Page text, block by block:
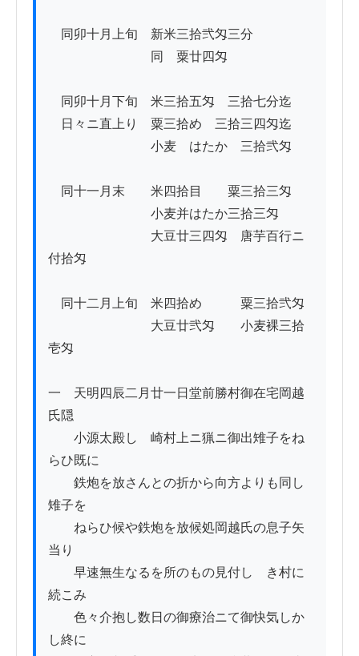
同卯十月上旬　新米三拾弐匁三分
同　粟廿四匁
同卯十月下旬　米三拾五匁ゟ三拾七分迄
日々ニ直上り　粟三拾めゟ三拾三四匁迄
小麦　はたか　三拾弐匁
同十一月末　　米四拾目　　粟三拾三匁
小麦并はたか三拾三匁
大豆廿三四匁　唐芋百行ニ
付拾匁
同十二月上旬　米四拾め　　　粟三拾弐匁
大豆廿弐匁　　小麦裸三拾
壱匁
一　天明四辰二月廿一日堂前勝村御在宅岡越
氏隠
小源太殿しゝ崎村上ニ猟ニ御出雉子をね
らひ既に
鉄炮を放さんとの折から向方よりも同し
雉子を
ねらひ候や鉄炮を放候処岡越氏の息子矢
当り
早速無生なるを所のもの見付しゝき村に
続こみ
色々介抱し数日の御療治ニて御快気しか
し終に